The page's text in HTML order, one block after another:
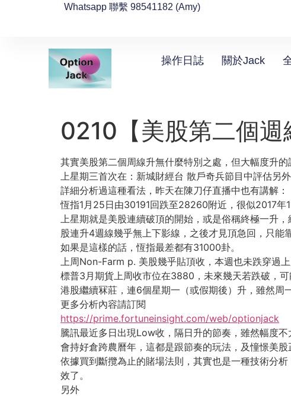
Whatsapp 聯繫 98541182 (Amy)
操作日誌 關於Jack
0210【美股第二個週
其實美股第二個周線升無什麼特別之處，但大幅度升
上星期三首次在：新城財經台 散戶奇兵節目中評估另
詳細分析過這種看法，昨天在陳刀仔直播中也有講解：
恆指1月25日由30191回跌至28260附近，很似2017年
上星期就是美股連續破頂的開始，或是俗稱終極一升
股連升4週線幾乎無上下影線，之後才見頂急回，只能
如果是這樣的話，恆指最差都有31000卦。
上周Non-Farm p. 美股幾乎貼頂收，本週也未跌穿過
標普3月期貨上周收市位在3880，未來幾天若跌破，
港股繼續冧莊，連6個星期一（或假期後）升，雖然周
更多分析內容請訂閱
https://prime.fortuneinsight.com/web/optionjack
騰訊最近多日出現Low收，隔日升的節奏，雖然幅度
會持好倉跨農曆年，這都是跟節奏的玩法，及憧憬美股
依據買到斷攬為止的賭場法則，其實也是一種技術分
效了。
另外